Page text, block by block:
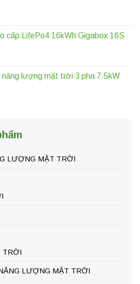
cấp LifePo4 16kWh Gigabox 16S
năng lượng mặt trời 3 pha 7.5kW
LƯỢNG MẶT TRỜI
TRỜI
LƯỢNG MẶT TRỜI